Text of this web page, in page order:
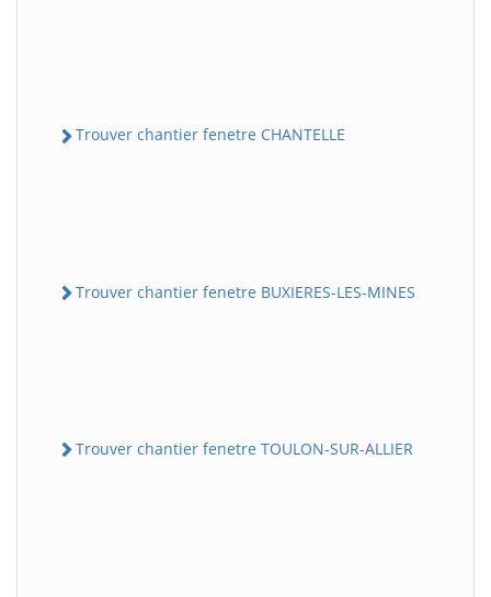
Trouver chantier fenetre CHANTELLE
Trouver chantier fenetre BUXIERES-LES-MINES
Trouver chantier fenetre TOULON-SUR-ALLIER